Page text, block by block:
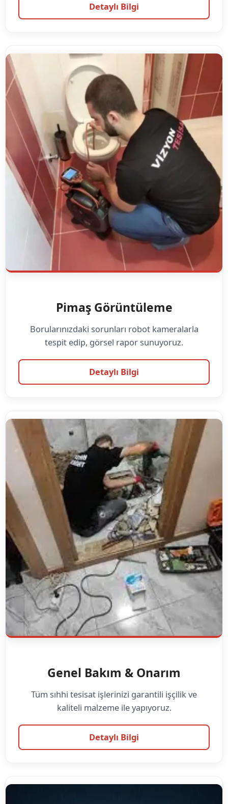
Detaylı Bilgi
Pimaş Görüntüleme
Borularınızdaki sorunları robot kameralarla
tespit edip, görsel rapor sunuyoruz.
Detaylı Bilgi
Genel Bakım & Onarım
Tüm sıhhi tesisat işlerinizi garantili işçilik ve
kaliteli malzeme ile yapıyoruz.
Detaylı Bilgi